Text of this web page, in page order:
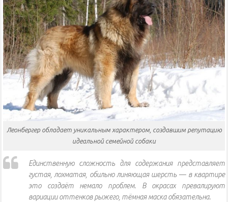
Леонбергер обладает уникальным характером, создавшим репутацию
идеальной семейной собаки
Единственную сложность для содержания представляет
густая, лохматая, обильно линяющая шерсть — в квартире
это создаёт немало проблем. В окрасах превалируют
вариации оттенков рыжего, тёмная маска обязательна.